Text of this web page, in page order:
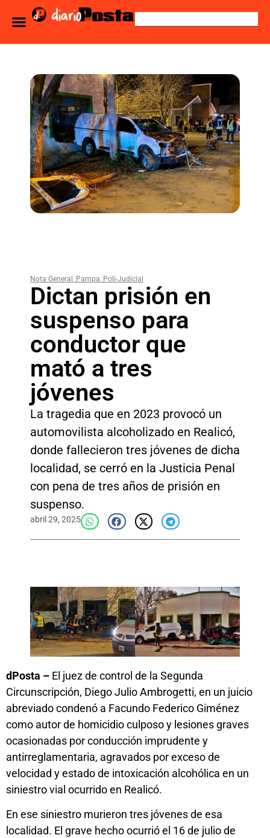
Nota General , Pampa, Poli-Judicial
Dictan prisión en
suspenso para
conductor que
mató a tres
jóvenes
La tragedia que en 2023 provocó un
automovilista alcoholizado en Realicó,
donde fallecieron tres jóvenes de dicha
localidad, se cerró en la Justicia Penal
con pena de tres años de prisión en
suspenso.
abril 29, 2025
dPosta – El juez de control de la Segunda
Circunscripción, Diego Julio Ambrogetti, en un juicio
abreviado condenó a Facundo Federico Giménez
como autor de homicidio culposo y lesiones graves
ocasionadas por conducción imprudente y
antirreglamentaria, agravados por exceso de
velocidad y estado de intoxicación alcohólica en un
siniestro vial ocurrido en Realicó.
En ese siniestro murieron tres jóvenes de esa
localidad. El grave hecho ocurrió el 16 de julio de